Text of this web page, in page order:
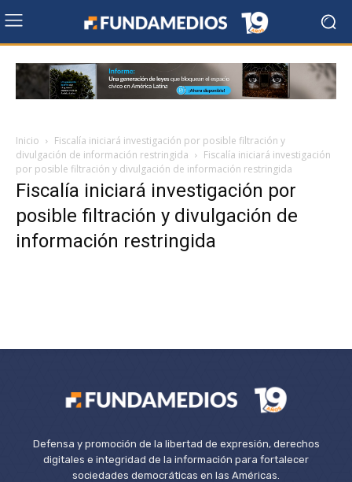
Inicio
Fiscalía iniciará investigación por posible filtración y
divulgación de información restringida
Fiscalía iniciará investigación
por posible filtración y divulgación de información restringida
Fiscalía iniciará investigación por
posible filtración y divulgación de
información restringida
Defensa y promoción de la libertad de expresión, derechos
digitales e integridad de la información para fortalecer
sociedades democráticas en las Américas.